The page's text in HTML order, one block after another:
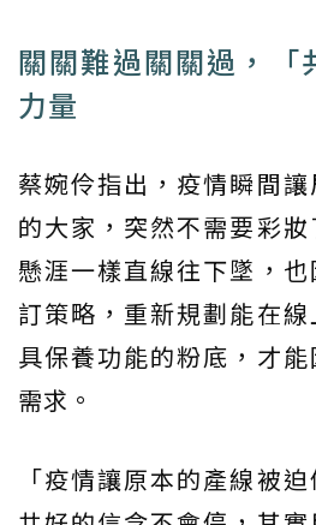
關關難過關關過，「
力量
蔡婉伶指出，疫情瞬間
的大家，突然不需要彩
懸涯一樣直線往下墜，
訂策略，重新規劃能在
具保養功能的粉底，才
需求。
「疫情讓原本的產線被